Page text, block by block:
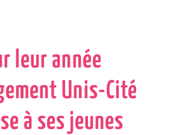
leur année
Unis-Cité
à ses jeunes